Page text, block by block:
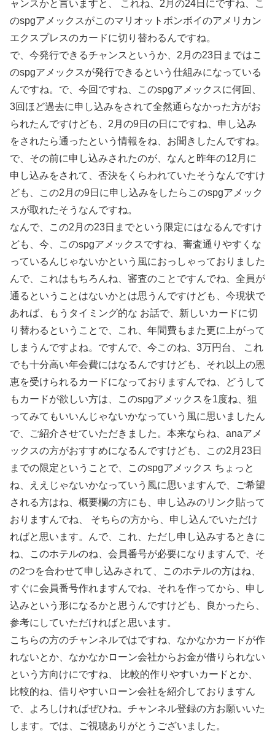
ャンスかと言いますと、 これね、2月の24日にですね、こ
のspgアメックスがこのマリオットボンボイのアメリカン
エクスプレスのカードに切り替わるんですね。
で、今発行できるチャンスというか、2月の23日まではこ
のspgアメックスが発行できるという仕組みになっている
んですね。で、今回ですね、このspgアメックスに何回、
3回ほど過去に申し込みをされて全然通らなかった方がお
られたんですけども、2月の9日の日にですね、申し込み
をされたら通ったという情報をね、お聞きしたんですね。
で、その前に申し込みされたのが、なんと昨年の12月に
申し込みをされて、否決をくらわれていたそうなんですけ
ども、この2月の9日に申し込みをしたらこのspgアメック
スが取れたそうなんですね。
なんで、この2月の23日までという限定にはなるんですけ
ども、今、このspgアメックスですね、審査通りやすくな
っているんじゃないかという風におっしゃっておりました
んで、これはもちろんね、審査のことですんでね、全員が
通るということはないかとは思うんですけども、今現状で
あれば、もうタイミング的な お話で、新しいカードに切
り替わるということで、これ、年間費もまた更に上がって
しまうんですよね。ですんで、今このね、3万円台、 これ
でも十分高い年会費にはなるんですけども、それ以上の恩
恵を受けられるカードになっておりますんでね、どうして
もカードが欲しい方は、このspgアメックスを1度ね、狙
ってみてもいいんじゃないかなっていう風に思いましたん
で、ご紹介させていただきました。本来ならね、anaアメ
ックスの方がおすすめになるんですけども、この2月23日
までの限定ということで、このspgアメックス ちょっと
ね、ええじゃないかなっていう風に思いますんで、ご希望
される方はね、概要欄の方にも、申し込みのリンク貼って
おりますんでね、 そちらの方から、申し込んでいただけ
ればと思います。んで、これ、ただし申し込みするときに
ね、このホテルのね、会員番号が必要になりますんで、そ
の2つを合わせて申し込みされて、このホテルの方はね、
すぐに会員番号作れますんでね、それを作ってから、申し
込みという形になるかと思うんですけども、良かったら、
参考にしていただければと思います。
こちらの方のチャンネルではですね、なかなかカードが作
れないとか、なかなかローン会社からお金が借りられない
という方向けにですね、 比較的作りやすいカードとか、
比較的ね、借りやすいローン会社を紹介しておりますん
で、よろしければぜひね。チャンネル登録の方お願いいた
します。では、ご視聴ありがとうございました。